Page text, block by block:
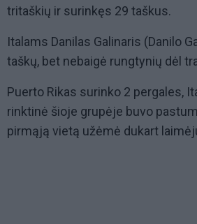
tritaškių ir surinkęs 29 taškus.
Italams Danilas Galinaris (Danilo
taškų, bet nebaigė rungtynių dėl
Puerto Rikas surinko 2 pergales,
rinktinė šioje grupėje buvo
pirmąją vietą užėmė dukart